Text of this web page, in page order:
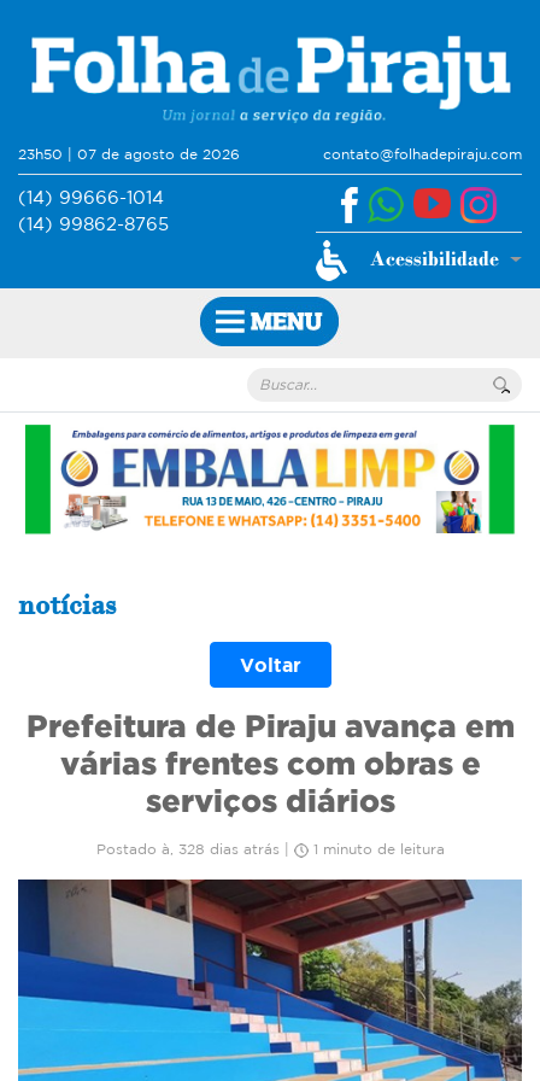
23h50 | 07 de agosto de 2026 contato@folhadepiraju.com
(14) 99666-1014
(14) 99862-8765
notícias
Voltar
Prefeitura de Piraju avança em
várias frentes com obras e
serviços diários
Postado à, 328 dias atrás | 1 minuto de leitura